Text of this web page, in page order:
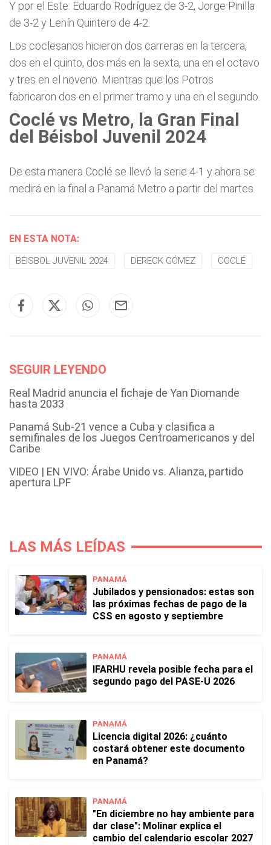
Y por el Este: Eduardo Rodríguez de 3-2, Jorge Pinilla
de 3-2 y Lenín Quintero de 4-2.
Los coclesanos hicieron dos carreras en la tercera,
dos en el quinto, dos más en la sexta, una en el octavo
y tres en el noveno. Mientras que los Potros
fabricaron dos en el primer tramo y una en el segundo.
Coclé vs Metro, la Gran Final
del Béisbol Juvenil 2024
De esta manera Coclé se llevó la serie 4-1 y ahora se
medirá en la final a Panamá Metro a partir del martes.
EN ESTA NOTA:
BÉISBOL JUVENIL 2024 DERECK GÓMEZ COCLÉ
SEGUIR LEYENDO
Real Madrid anuncia el fichaje de Yan Diomande
hasta 2033
Panamá Sub-21 vence a Cuba y clasifica a
semifinales de los Juegos Centroamericanos y del
Caribe
VIDEO | EN VIVO: Árabe Unido vs. Alianza, partido
apertura LPF
LAS MÁS LEÍDAS
PANAMÁ
Jubilados y pensionados: estas son
las próximas fechas de pago de la
CSS en agosto y septiembre
PANAMÁ
IFARHU revela posible fecha para el
segundo pago del PASE-U 2026
PANAMÁ
Licencia digital 2026: ¿cuánto
costará obtener este documento
en Panamá?
PANAMÁ
"En diciembre no hay ambiente para
dar clase": Molinar explica el
cambio del calendario escolar 2027